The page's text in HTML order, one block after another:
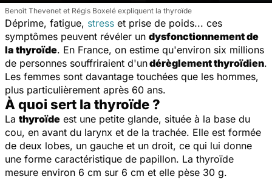
Benoît Thevenet et Régis Boxelé expliquent la thyroïde
Déprime, fatigue, stress et prise de poids... ces
symptômes peuvent révéler un dysfonctionnement de
la thyroïde. En France, on estime qu'environ six millions
de personnes souffriraient d'undérèglement thyroïdien.
Les femmes sont davantage touchées que les hommes,
plus particulièrement après 60 ans.
À quoi sert la thyroïde ?
La thyroïde est une petite glande, située à la base du
cou, en avant du larynx et de la trachée. Elle est formée
de deux lobes, un gauche et un droit, ce qui lui donne
une forme caractéristique de papillon. La thyroïde
mesure environ 6 cm sur 6 cm et elle pèse 30 g.